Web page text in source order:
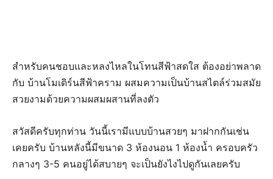
สำหรับคนชอบและหลงไหลในโทนสีฟ้าสดใส ต้องอย่าพลาด
กับ บ้านโมเดิร์นสีฟ้าคราม ผสมความเป็นบ้านสไตล์ร่วมสมัย
สวยงามด้วยความผสมผสานที่ลงตัว
สวัสดีครับทุกท่าน วันนี้เรามีแบบบ้านสวยๆ มาฝากกันเช่น
เคยครับ บ้านหลังนี้มีขนาด 3 ห้องนอน 1 ห้องน้ำ ครอบครัว
กลางๆ 3-5 คนอยู่ได้สบายๆ จะเป็นยังไงไปดูกันเลยครับ